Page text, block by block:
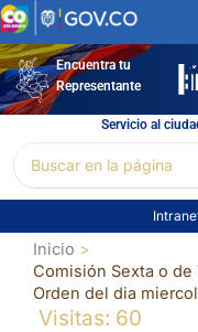
Ir
al
contenidoEncuentra tu
Representante
Servicio al
por:
Inicio
Comisión Sexta o
Orden del dia
Visitas: 60